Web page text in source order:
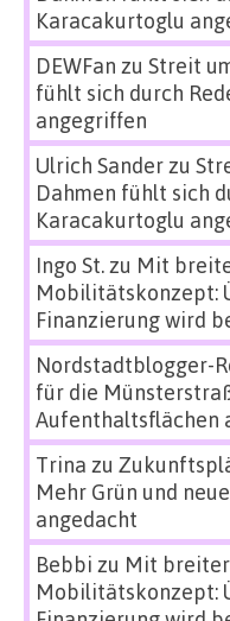
Karacakurtoglu
DEWFan zu Streit
fühlt sich durch
angegriffen
Ulrich Sanderzu
Dahmen fühlt sich
Karacakurtoglu
Ingo St.zu Mit
Mobilitätskonzept:
Finanzierung wird
Nordstadtblogger-
für die
Aufenthaltsflächen
Trina zu
Mehr Grün und
angedacht
Bebbi zu Mit
Mobilitätskonzept: